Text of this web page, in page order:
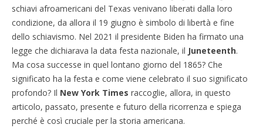
schiavi afroamericani del Texas venivano liberati dalla loro
condizione, da allora il 19 giugno è simbolo di libertà e fine
dello schiavismo. Nel 2021 il presidente Biden ha firmato una
legge che dichiarava la data festa nazionale, il Juneteenth.
Ma cosa successe in quel lontano giorno del 1865? Che
significato ha la festa e come viene celebrato il suo significato
profondo? Il New York Times raccoglie, allora, in questo
articolo, passato, presente e futuro della ricorrenza e spiega
perché è così cruciale per la storia americana.